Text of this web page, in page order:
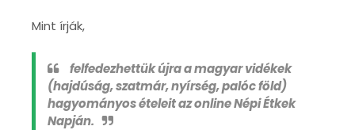
Mint írják,
felfedezhettük újra a magyar vidékek
(hajdúság, szatmár, nyírség, palóc föld)
hagyományos ételeit az online Népi Étkek
Napján.